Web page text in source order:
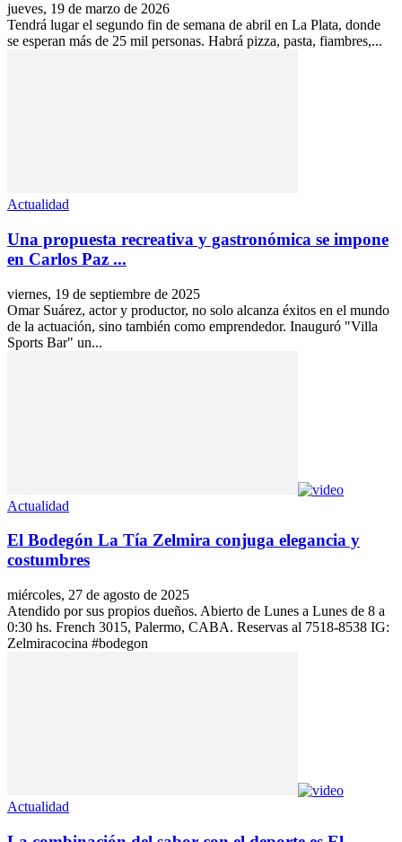
jueves, 19 de marzo de 2026
Tendrá lugar el segundo fin de semana de abril en La Plata, donde
se esperan más de 25 mil personas. Habrá pizza, pasta, fiambres,...
Actualidad
Una propuesta recreativa y gastronómica se impone
en Carlos Paz ...
viernes, 19 de septiembre de 2025
Omar Suárez, actor y productor, no solo alcanza éxitos en el mundo
de la actuación, sino también como emprendedor. Inauguró "Villa
Sports Bar" un...
Actualidad
El Bodegón La Tía Zelmira conjuga elegancia y
costumbres
miércoles, 27 de agosto de 2025
Atendido por sus propios dueños. Abierto de Lunes a Lunes de 8 a
0:30 hs. French 3015, Palermo, CABA. Reservas al 7518-8538 IG:
Zelmiracocina #bodegon
Actualidad